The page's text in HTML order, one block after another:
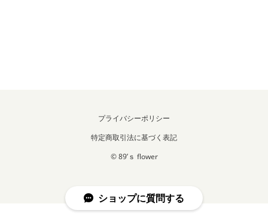
プライバシーポリシー
特定商取引法に基づく表記
© 89’ｓ flower
ショップに質問する